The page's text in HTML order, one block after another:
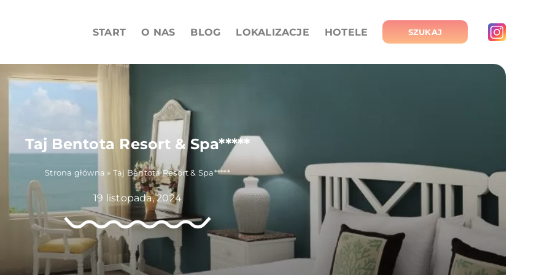
START O NAS BLOG LOKALIZACJE HOTELE SZUKAJ
Taj Bentota Resort & Spa*****
Strona główna » Taj Bentota Resort & Spa*****
19 listopada, 2024